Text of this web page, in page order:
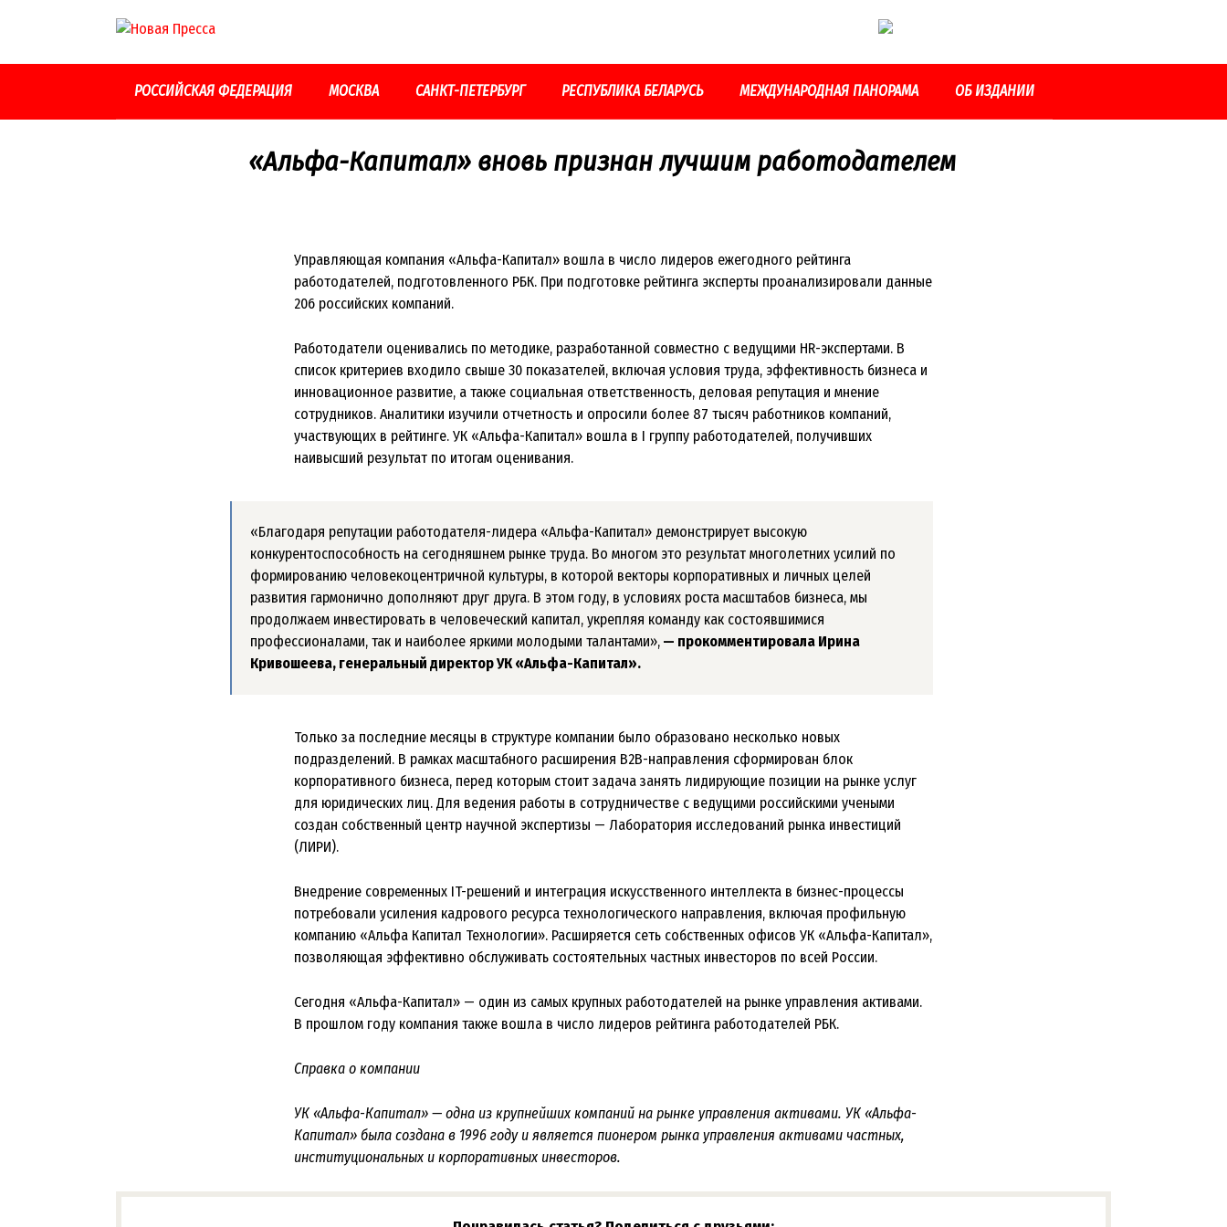
РОССИЙСКАЯ ФЕДЕРАЦИЯ МОСКВА САНКТ-ПЕТЕРБУРГ РЕСПУБЛИКА БЕЛАРУСЬ МЕЖДУНАРОДНАЯ ПАНОРАМА ОБ ИЗДАНИИ
«Альфа-Капитал» вновь признан лучшим работодателем
Управляющая компания «Альфа-Капитал» вошла в число лидеров ежегодного рейтинга
работодателей, подготовленного РБК. При подготовке рейтинга эксперты проанализировали данные
206 российских компаний.
Работодатели оценивались по методике, разработанной совместно с ведущими HR-экспертами. В
список критериев входило свыше 30 показателей, включая условия труда, эффективность бизнеса и
инновационное развитие, а также социальная ответственность, деловая репутация и мнение
сотрудников. Аналитики изучили отчетность и опросили более 87 тысяч работников компаний,
участвующих в рейтинге. УК «Альфа-Капитал» вошла в I группу работодателей, получивших
наивысший результат по итогам оценивания.
«Благодаря репутации работодателя-лидера «Альфа-Капитал» демонстрирует высокую
конкурентоспособность на сегодняшнем рынке труда. Во многом это результат многолетних усилий по
формированию человекоцентричной культуры, в которой векторы корпоративных и личных целей
развития гармонично дополняют друг друга. В этом году, в условиях роста масштабов бизнеса, мы
продолжаем инвестировать в человеческий капитал, укрепляя команду как состоявшимися
профессионалами, так и наиболее яркими молодыми талантами», — прокомментировала Ирина
Кривошеева, генеральный директор УК «Альфа-Капитал».
Только за последние месяцы в структуре компании было образовано несколько новых
подразделений. В рамках масштабного расширения B2B-направления сформирован блок
корпоративного бизнеса, перед которым стоит задача занять лидирующие позиции на рынке услуг
для юридических лиц. Для ведения работы в сотрудничестве с ведущими российскими учеными
создан собственный центр научной экспертизы — Лаборатория исследований рынка инвестиций
(ЛИРИ).
Внедрение современных IT-решений и интеграция искусственного интеллекта в бизнес-процессы
потребовали усиления кадрового ресурса технологического направления, включая профильную
компанию «Альфа Капитал Технологии». Расширяется сеть собственных офисов УК «Альфа-Капитал»,
позволяющая эффективно обслуживать состоятельных частных инвесторов по всей России.
Сегодня «Альфа-Капитал» — один из самых крупных работодателей на рынке управления активами.
В прошлом году компания также вошла в число лидеров рейтинга работодателей РБК.
Справка о компании
УК «Альфа-Капитал» — одна из крупнейших компаний на рынке управления активами. УК «Альфа-
Капитал» была создана в 1996 году и является пионером рынка управления активами частных,
институциональных и корпоративных инвесторов.